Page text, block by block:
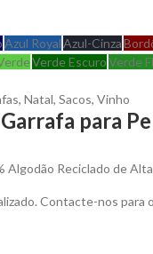
Azul RoyalAzul-Cinza
Verde EscuroVerde
, Natal, Sacos, Vinho
para
Algodão Reciclado de
Contacte-nos